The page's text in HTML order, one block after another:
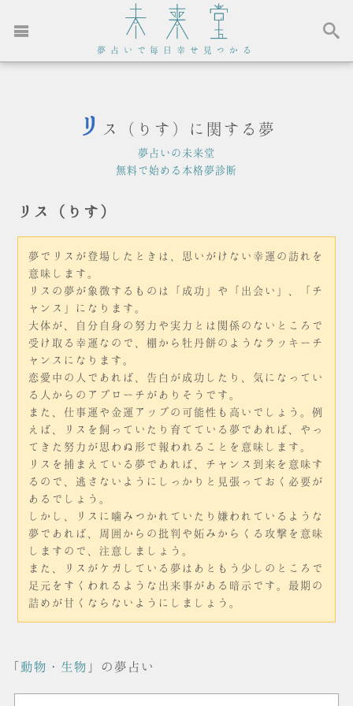
夢占いで毎日幸せ見つかる
リ ス（りす）に関する夢
夢占いの未来堂
無料で始める本格夢診断
リス（りす）
夢でリスが登場したときは、思いがけない幸運の訪れを
意味します。
リスの夢が象徴するものは「成功」や「出会い」、「チ
ャンス」になります。
大体が、自分自身の努力や実力とは関係のないところで
受け取る幸運なので、棚から牡丹餅のようなラッキーチ
ャンスになります。
恋愛中の人であれば、告白が成功したり、気になってい
る人からのアプローチがありそうです。
また、仕事運や金運アップの可能性も高いでしょう。例
えば、リスを飼っていたり育てている夢であれば、やっ
てきた努力が思わぬ形で報われることを意味します。
リスを捕まえている夢であれば、チャンス到来を意味す
るので、逃さないようにしっかりと見張っておく必要が
あるでしょう。
しかし、リスに噛みつかれていたり嫌われているような
夢であれば、周囲からの批判や妬みからくる攻撃を意味
しますので、注意しましょう。
また、リスがケガしている夢はあともう少しのところで
足元をすくわれるような出来事がある暗示です。最期の
詰めが甘くならないようにしましょう。
「 動物・生物 」の夢占い